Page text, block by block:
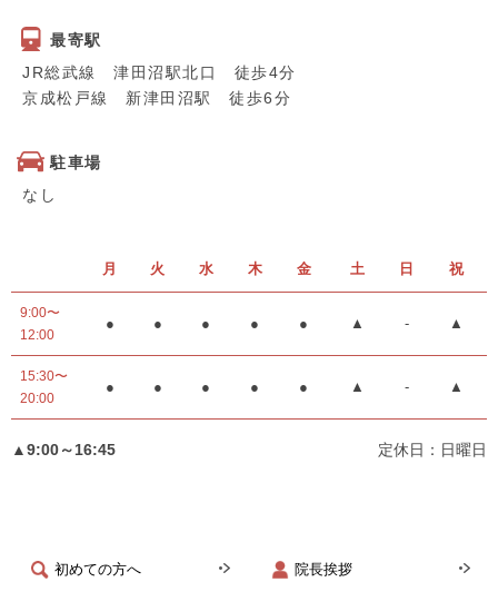
初めての方へ 院長挨拶
最寄駅
JR総武線 津田沼駅北口 徒歩4分
京成松戸線 新津田沼駅 徒歩6分
駐車場
なし
月 火 水 木 金 土 日 祝
9:00〜
12:00
● ● ● ● ● ▲ - ▲
15:30〜
20:00
● ● ● ● ● ▲ - ▲
▲9:00～16:45 定休日：日曜日